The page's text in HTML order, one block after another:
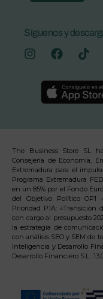
Síguenos y
The Business Store SL
Consejería de Economía,
Extremadura para el
Programa Extremadura
en un 85% por el Fondo
del Objetivo Político OP1
Prioridad P1A: «Transición
con cargo al presupuesto
la estrategia de
con análisis SEO y SEM de
Inteligencia y Desarrollo
Desarrollo Financiero S.L.: